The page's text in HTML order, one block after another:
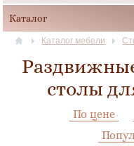
Каталог мебели
столы
По цене